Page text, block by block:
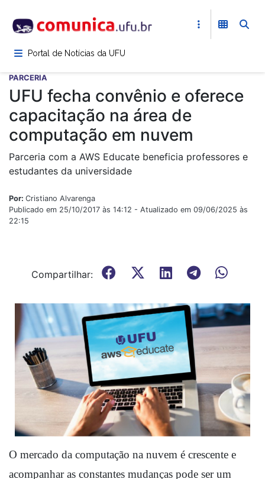
para
conteúdoPortal de Notícias da UFU
PARCERIA
UFU fecha convênio e oferece
capacitação na área de
computação em nuvem
Parceria com a AWS Educate beneficia professores e
estudantes da universidade
Por: Cristiano Alvarenga
Publicado em 25/10/2017 às 14:12 - Atualizado em 09/06/2025 às
22:15
Compartilhar:
O mercado da computação na nuvem é crescente e
acompanhar as constantes mudanças pode ser um